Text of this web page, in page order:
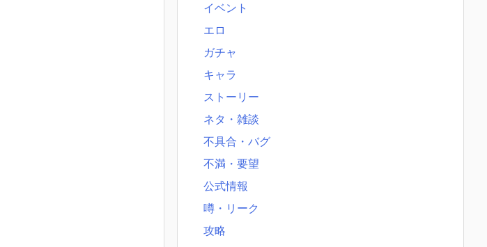
イベント
エロ
ガチャ
キャラ
ストーリー
ネタ・雑談
不具合・バグ
不満・要望
公式情報
噂・リーク
攻略